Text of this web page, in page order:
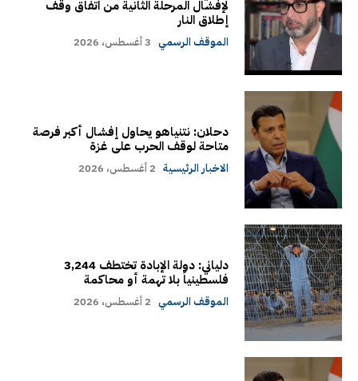
لإفشال المرحلة الثانية من اتفاق وقف
إطلاق النار
الموقف الرسمي 3 أغسطس، 2026
دحلان: نتنياهو يحاول إفشال أكبر فرصة
متاحة لوقف الحرب على غزة
الاخبار الرئيسية 2 أغسطس، 2026
دلياني: دولة الإبادة تختطف 3,244
فلسطينياً بلا تهمة أو محاكمة
الموقف الرسمي 2 أغسطس، 2026